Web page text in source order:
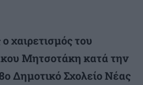
χαιρετισμός του
Μητσοτάκη κατά την
Δημοτικό Σχολείο Νέας